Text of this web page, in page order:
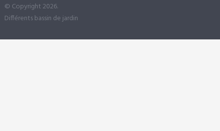
© Copyright 2026.
Différents bassin de jardin